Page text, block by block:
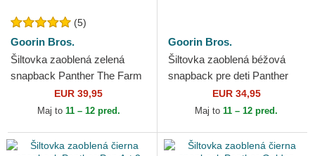
(5)
Goorin Bros.
Šiltovka zaoblená zelená
snapback Panther The Farm
Goorin Bros.EUR 39,95
Maj to 11 – 12 pred.
Goorin Bros.
Šiltovka zaoblená béžová
snapback pre deti Panther
Mini The Farm Goorin Bros.
EUR 34,95
Maj to 11 – 12 pred.